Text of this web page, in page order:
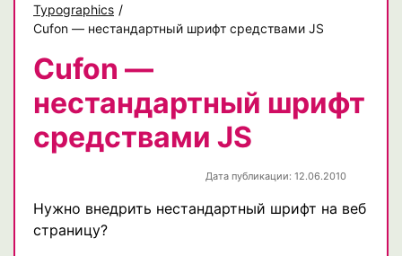
Typographics /
Cufon — нестандартный шрифт средствами JS
Cufon —
нестандартный шрифт
средствами JS
Дата публикации: 12.06.2010
Нужно внедрить нестандартный шрифт на веб
страницу?